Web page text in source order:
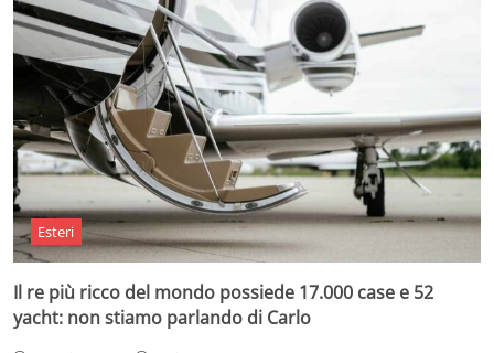
Esteri
Il re più ricco del mondo possiede 17.000 case e 52
yacht: non stiamo parlando di Carlo